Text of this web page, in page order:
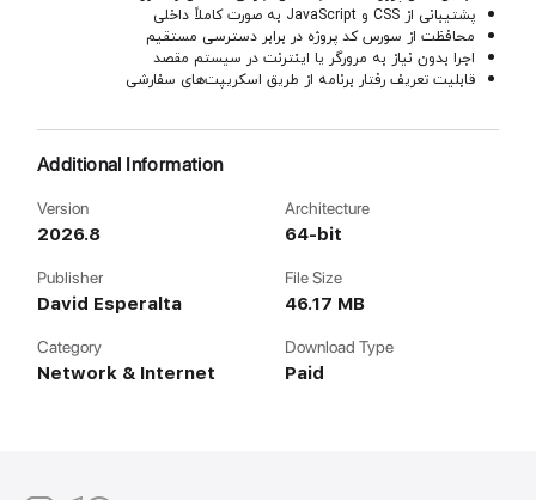
پشتیبانی از CSS و JavaScript به صورت کاملاً داخلی
محافظت از سورس کد پروژه در برابر دسترسی مستقیم
اجرا بدون نیاز به مرورگر یا اینترنت در سیستم مقصد
قابلیت تعریف رفتار برنامه از طریق اسکریپت‌های سفارشی
Additional Information
Version
2026.8
Architecture
64-bit
Publisher
David Esperalta
File Size
46.17 MB
Category
Network & Internet
Download Type
Paid